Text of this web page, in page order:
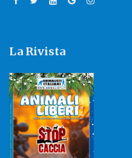
La Rivista